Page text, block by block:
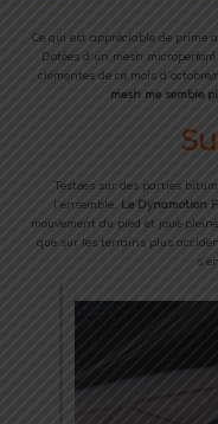
Ce qui est appréciable de prime
Dotées d’un mesh
clémentes de ce mois
mesh me semble
Testées sur des parties
l’ensemble. Le Dynamotion
mouvement du pied et joue
que sur les terrains plus